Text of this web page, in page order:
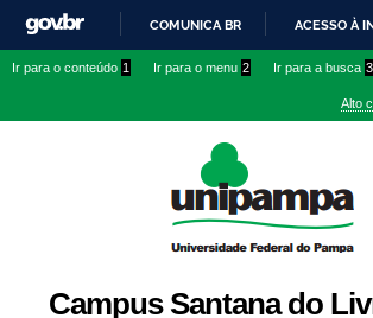
conteúdo
IR
O
COMUNICA BR ACESSO À
Ir para o conteúdo 1 Ir para o menu 2 Ir para a busca 3
Alto
Campus Santana do